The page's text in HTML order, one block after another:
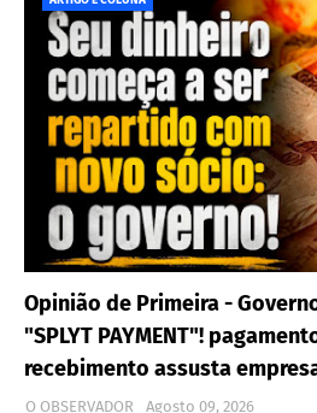
Opinião de Primeira -
"SPLYT PAYMENT"!
recebimento assusta
O OBSERVADOR Agosto 09, 2026